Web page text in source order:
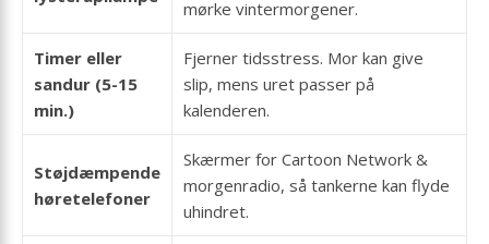
mørke vintermorgener.
Timer eller
sandur (5-15
min.)
Fjerner tidsstress. Mor kan give
slip, mens uret passer på
kalenderen.
Støjdæmpende
høretelefoner
Skærmer for Cartoon Network &
morgenradio, så tankerne kan flyde
uhindret.